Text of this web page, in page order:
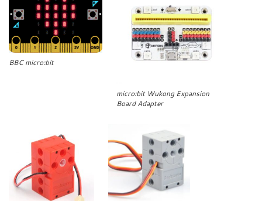
BBC micro:bit
micro:bit Wukong Expansion
Board Adapter